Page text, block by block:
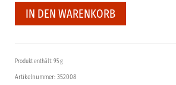
Walnuss
SnackIN DEN WARENKORB
Produkt enthält: 95 g
Artikelnummer: 352008